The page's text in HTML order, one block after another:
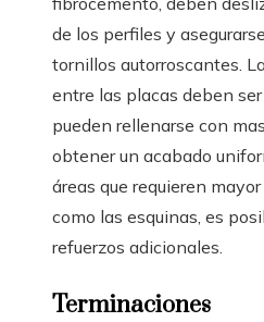
de los perfiles y
tornillos autorroscantes.
entre las placas deben
pueden rellenarse con
obtener un acabado
áreas que requieren
como las esquinas, es
refuerzos adicionales.
Terminaciones